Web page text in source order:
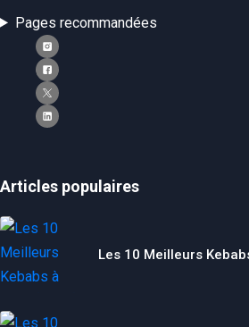
Pages recommandées
Articles populaires
Les 10 Meilleurs